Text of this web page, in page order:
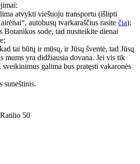
atvykti viešuoju transportu (išlipti
autobusų tvarkaraščius rasite čia);
Botanikos sode, tad nusiteikite dienai
tai būtų ir mūsų, ir Jūsų šventė, tad Jūsų
mums yra didžiausia dovana. Jei vis tik
sveikinimus galima bus pratęsti vakaronės
suneštinis.